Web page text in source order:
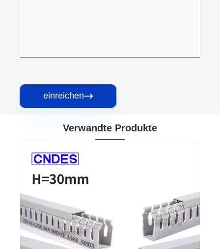
einreichen
Verwandte Produkte